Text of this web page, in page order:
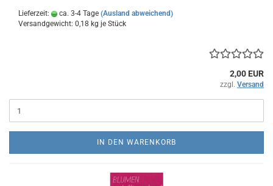
Lieferzeit: ca. 3-4 Tage (Ausland abweichend)
Versandgewicht: 0,18 kg je Stück
2,00 EUR
zzgl. Versand
IN DEN WARENKORB